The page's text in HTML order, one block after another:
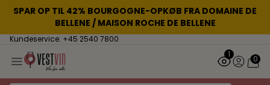
SPAR OP TIL 42% BOURGOGNE-OPKØB FRA DOMAINE DE
BELLENE / MAISON ROCHE DE BELLENE
Kundeservice: +45 2540 7800
1
0